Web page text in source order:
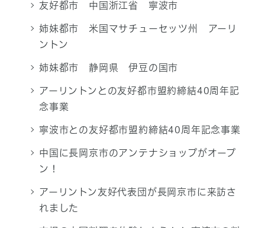
友好都市 中国浙江省 寧波市
姉妹都市 米国マサチューセッツ州 アーリ
ントン
姉妹都市 静岡県 伊豆の国市
アーリントンとの友好都市盟約締結40周年記
念事業
寧波市との友好都市盟約締結40周年記念事業
中国に長岡京市のアンテナショップがオープ
ン！
アーリントン友好代表団が長岡京市に来訪さ
れました